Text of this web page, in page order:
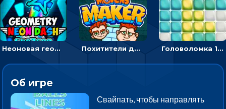
Неоновая геометрия: прыгай через препятствия и собирай шары Похитители денег: управляйте друзьями и соберите все мешки с долларами Головоломка 10х10
Об игре
Свайпать, чтобы направлять